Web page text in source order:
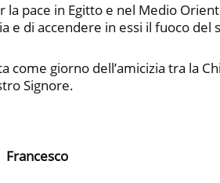
pace in Egitto e nel Medio
di accendere in essi il fuoco del
giorno dell’amicizia tra la
Signore.
Francesco